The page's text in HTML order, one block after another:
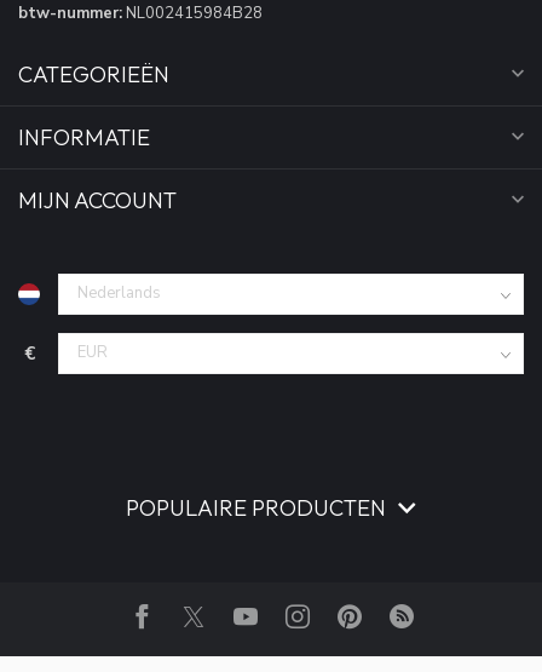
btw-nummer: NL002415984B28
CATEGORIEËN
INFORMATIE
MIJN ACCOUNT
€
POPULAIRE PRODUCTEN